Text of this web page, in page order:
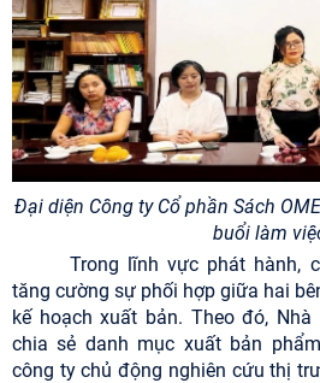
Đại diện Công ty Cổ phần Sách
buổi làm
Trong lĩnh vực phát hành,
tăng cường sự phối hợp giữa hai
kế hoạch xuất bản. Theo đó,
chia sẻ danh mục xuất bản
công ty chủ động nghiên cứu thị